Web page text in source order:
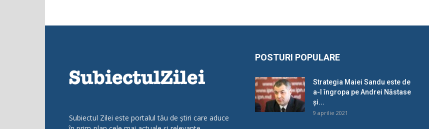
Subiectul Zilei este portalul tău de știri care aduce
POSTURI POPULARE
Strategia Maiei Sandu este de
a-l îngropa pe Andrei Năstase
și...
9 aprilie 2021